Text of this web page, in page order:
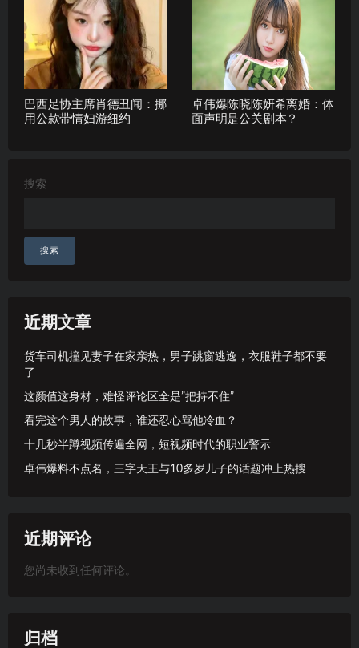
巴西足协主席肖德丑闻：挪
用公款带情妇游纽约
卓伟爆陈晓陈妍希离婚：体
面声明是公关剧本？
搜索
搜索
近期文章
货车司机撞见妻子在家亲热，男子跳窗逃逸，衣服鞋子都不要
了
这颜值这身材，难怪评论区全是”把持不住”
看完这个男人的故事，谁还忍心骂他冷血？
十几秒半蹲视频传遍全网，短视频时代的职业警示
卓伟爆料不点名，三字天王与10多岁儿子的话题冲上热搜
近期评论
您尚未收到任何评论。
归档